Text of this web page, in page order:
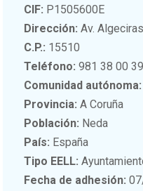
CIF: P1505600E
Dirección: Av.
C.P.: 15510
Teléfono: 981 38 00 39
Comunidad autónoma:
Provincia: A Coruña
Población: Neda
País: España
Tipo EELL:
Fecha de adhesión: